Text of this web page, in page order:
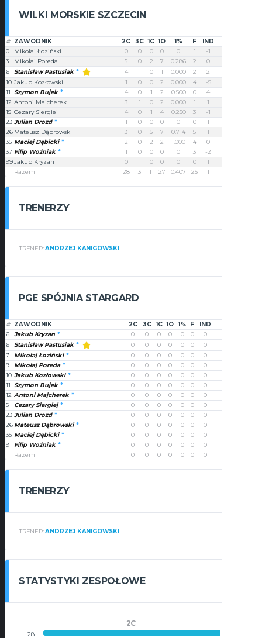
WILKI MORSKIE SZCZECIN
# ZAWODNIK 2C 3C 1C 1O 1% F IND
0
Mikołaj Łoziński 0 0 0 0 0 1 -1
3
Mikołaj Poreda 5 0 2 7 0.286 2 0
6
Stanisław Pastusiak 4 1 0 1 0.000 2 2
10 Jakub Kozłowski 1 0 0 2 0.000 4 -5
11 Szymon Bujek 4 0 1 2 0.500 0 4
12 Antoni Majcherek 3 1 0 2 0.000 1 1
15 Cezary Siergiej 4 0 1 4 0.250 3 -1
23 Julian Drozd 1 0 0 0 0 0 1
26 Mateusz Dąbrowski 3 0 5 7 0.714 5 1
35 Maciej Dębicki 2 0 2 2 1.000 4 0
37 Filip Woźniak 1 0 0 0 0 3 -2
99Jakub Kryzan 0 1 0 0 0 0 1
Razem
28 3 11 27 0.407 25 1
TRENERZY
TRENER:ANDRZEJ KANIGOWSKI
PGE SPÓJNIA STARGARD
# ZAWODNIK 2C 3C 1C 1O 1% F IND
6
Jakub Kryzan 0 0 0 0 0 0 0
6
Stanisław Pastusiak 0 0 0 0 0 0 0
7
Mikołaj Łoziński 0 0 0 0 0 0 0
9
Mikołaj Poreda 0 0 0 0 0 0 0
10 Jakub Kozłowski 0 0 0 0 0 0 0
11 Szymon Bujek 0 0 0 0 0 0 0
12 Antoni Majcherek 0 0 0 0 0 0 0
5
Cezary Siergiej 0 0 0 0 0 0 0
23 Julian Drozd 0 0 0 0 0 0 0
26 Mateusz Dąbrowski 0 0 0 0 0 0 0
35 Maciej Dębicki 0 0 0 0 0 0 0
9
Filip Woźniak 0 0 0 0 0 0 0
Razem
0 0 0 0 0 0 0
TRENERZY
TRENER:ANDRZEJ KANIGOWSKI
STATYSTYKI ZESPOŁOWE
2C
28